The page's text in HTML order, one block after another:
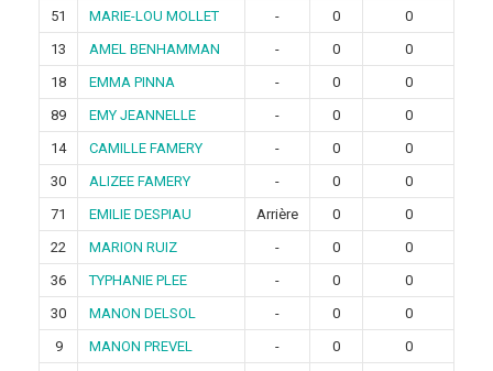
51
MARIE-LOU MOLLET - 0
0
13
AMEL BENHAMMAN - 0
0
18
EMMA PINNA - 0
0
89
EMY JEANNELLE - 0
0
14
CAMILLE FAMERY - 0
0
30
ALIZEE FAMERY - 0
0
71
EMILIE DESPIAU Arrière 0
0
22
MARION RUIZ - 0
0
36
TYPHANIE PLEE - 0
0
30
MANON DELSOL - 0
0
9
MANON PREVEL - 0
0